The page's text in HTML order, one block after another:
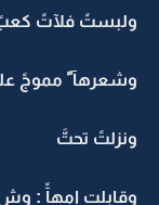
ولبستً فلآتً كعبً
وشعرهآ ً مموجً
ونزلتً تحتَّ
وقابلت امهآً :